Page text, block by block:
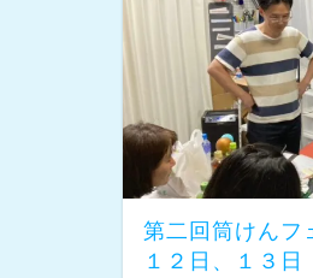
第二回筒けんフ
１２日、１３